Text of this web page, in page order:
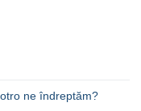
ne îndreptăm?